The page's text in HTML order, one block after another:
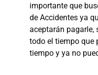
importante que
de Accidentes ya
aceptarán pagarle,
todo el tiempo que
tiempo y ya no